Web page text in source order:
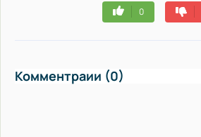
0
Комментраии (0)